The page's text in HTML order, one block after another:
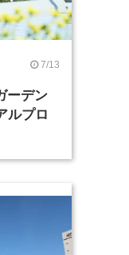
7/13
ーデン
ルプロ